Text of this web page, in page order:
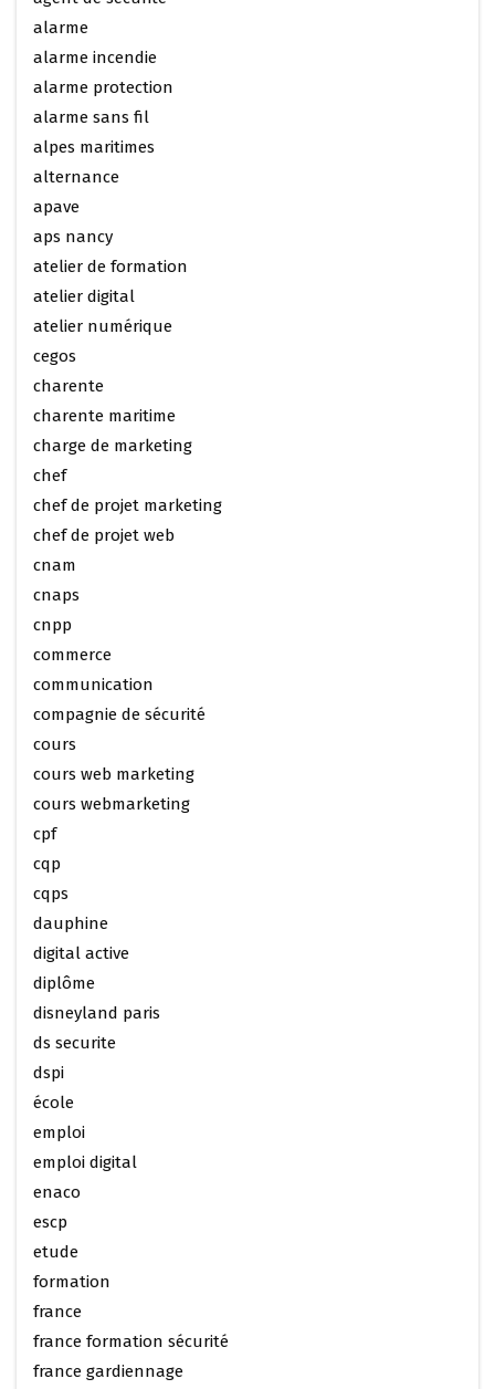
alarme
alarme incendie
alarme protection
alarme sans fil
alpes maritimes
alternance
apave
aps nancy
atelier de formation
atelier digital
atelier numérique
cegos
charente
charente maritime
charge de marketing
chef
chef de projet marketing
chef de projet web
cnam
cnaps
cnpp
commerce
communication
compagnie de sécurité
cours
cours web marketing
cours webmarketing
cpf
cqp
cqps
dauphine
digital active
diplôme
disneyland paris
ds securite
dspi
école
emploi
emploi digital
enaco
escp
etude
formation
france
france formation sécurité
france gardiennage